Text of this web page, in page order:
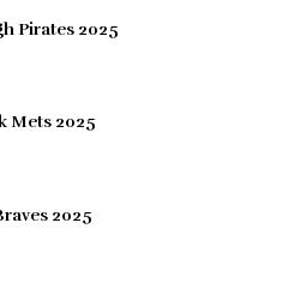
Pirates 2025
Mets 2025
2025